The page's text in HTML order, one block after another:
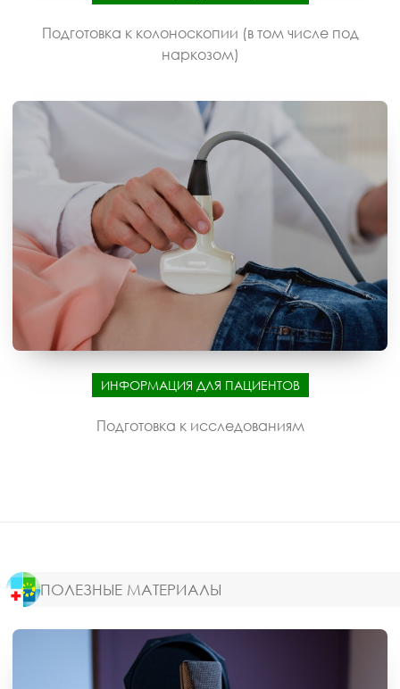
Подготовка к колоноскопии (в том числе под
наркозом)
ИНФОРМАЦИЯ ДЛЯ ПАЦИЕНТОВ
Подготовка к исследованиям
ПОЛЕЗНЫЕ МАТЕРИАЛЫ